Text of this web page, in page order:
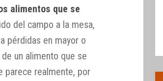
alimentos que se
del campo a la mesa,
pérdidas en mayor o
un alimento que se
parece realmente, por